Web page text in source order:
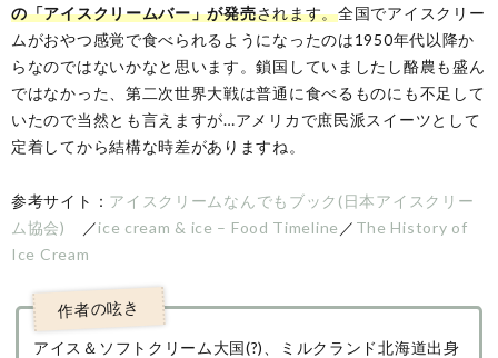
の「アイスクリームバー」が発売されます。全国でアイスクリー
ムがおやつ感覚で食べられるようになったのは1950年代以降か
らなのではないかなと思います。鎖国していましたし酪農も盛ん
ではなかった、第二次世界大戦は普通に食べるものにも不足して
いたので当然とも言えますが…アメリカで庶民派スイーツとして
定着してから結構な時差がありますね。
参考サイト： アイスクリームなんでもブック(日本アイスクリー
ム協会)
／ice cream & ice – Food Timeline ／ The History of
Ice Cream
アイス＆ソフトクリーム大国(?)、ミルクランド北海道出身